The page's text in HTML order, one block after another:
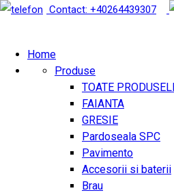
Contact: +40264439307
Home
Produse
TOATE
FAIANTA
GRESIE
Pardoseala SPC
Pavimento
Accesorii si baterii
Brau